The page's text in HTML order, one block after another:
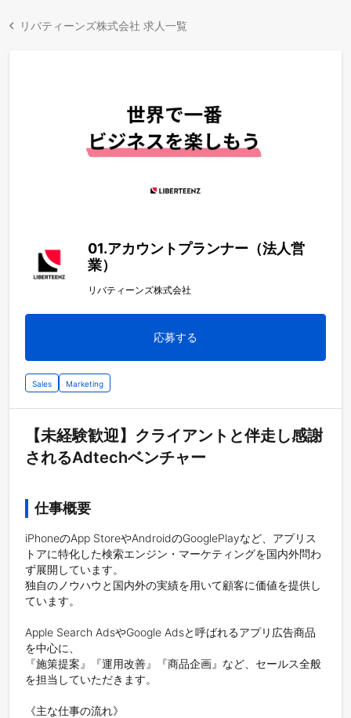
リバティーンズ株式会社 求人一覧
01.アカウントプランナー（法人営
業）
リバティーンズ株式会社
応募する
Sales Marketing
【未経験歓迎】クライアントと伴走し感謝
されるAdtechベンチャー
仕事概要
iPhoneのApp StoreやAndroidのGooglePlayなど、アプリス
トアに特化した検索エンジン・マーケティングを国内外問わ
ず展開しています。
独自のノウハウと国内外の実績を用いて顧客に価値を提供し
ています。
Apple Search AdsやGoogle Adsと呼ばれるアプリ広告商品
を中心に、
『施策提案』『運用改善』『商品企画』など、セールス全般
を担当していただきます。
《主な仕事の流れ》